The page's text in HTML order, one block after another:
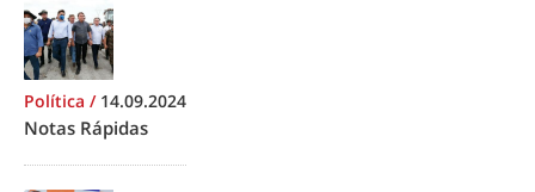
Política / 14.09.2024
Notas Rápidas